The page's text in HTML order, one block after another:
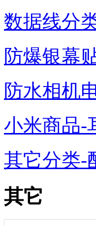
数据线分
防爆银幕
防水相机
小米商品-
其它分类-
其它